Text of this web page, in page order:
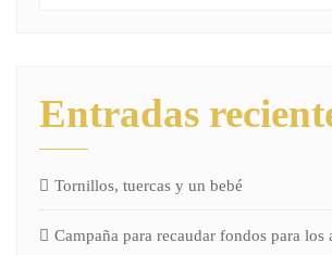
Entradas
Tornillos, tuercas y un bebé
Campaña para recaudar fondos para los